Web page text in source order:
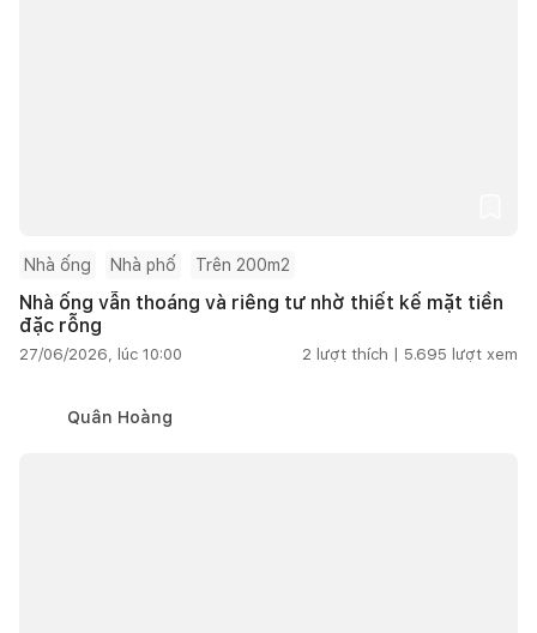
Nhà ống Nhà phố Trên 200m2
Nhà ống vẫn thoáng và riêng tư nhờ thiết kế mặt tiền
đặc rỗng
27/06/2026, lúc 10:00 2 lượt thích | 5.695 lượt xem
Quân Hoàng